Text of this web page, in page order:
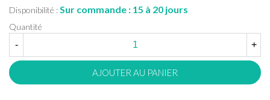
Disponibilité :Sur commande : 15 à 20 jours
Quantité
-
+
AJOUTER AU PANIER